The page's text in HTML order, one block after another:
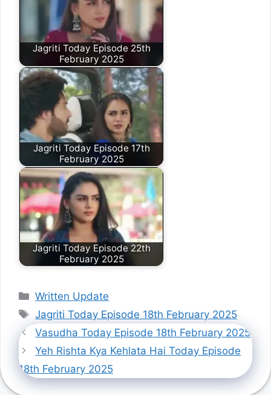
Jagriti Today Episode 25th
February 2025
Jagriti Today Episode 17th
February 2025
Jagriti Today Episode 22th
February 2025
Categories
Written Update
Tags
Jagriti Today Episode 18th February 2025
Vasudha Today Episode 18th February 2025
Yeh Rishta Kya Kehlata Hai Today Episode
18th February 2025